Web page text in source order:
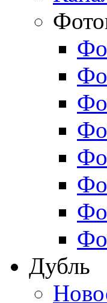
Дубль